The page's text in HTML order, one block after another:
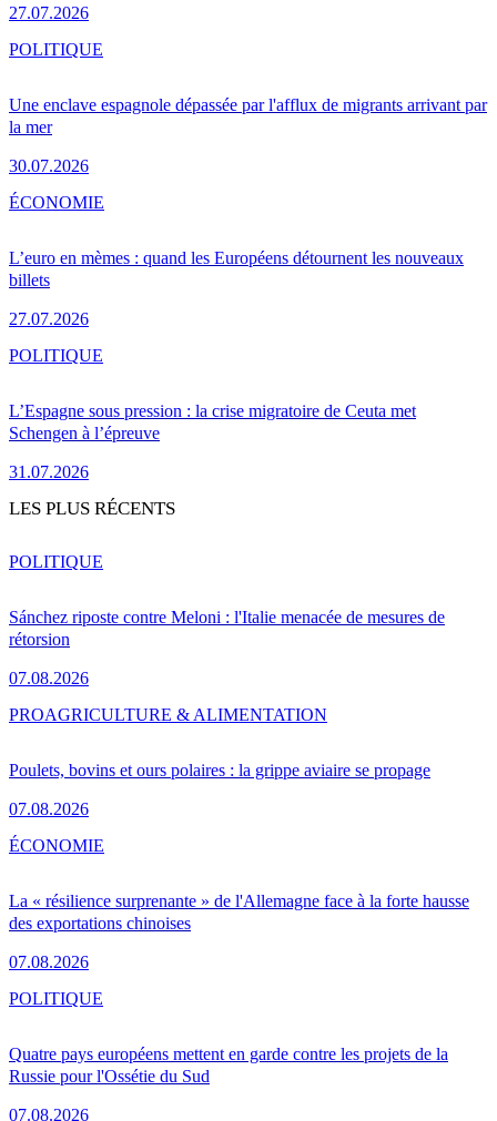
27.07.2026
Une enclave espagnole dépassée par l'afflux de migrants arrivant par
la mer
30.07.2026
POLITIQUE
L’euro en mèmes : quand les Européens détournent les nouveaux
billets
27.07.2026
ÉCONOMIE
L’Espagne sous pression : la crise migratoire de Ceuta met
Schengen à l’épreuve
31.07.2026
POLITIQUE
LES PLUS RÉCENTS
Sánchez riposte contre Meloni : l'Italie menacée de mesures de
rétorsion
07.08.2026
POLITIQUE
Poulets, bovins et ours polaires : la grippe aviaire se propage
07.08.2026
PROAGRICULTURE & ALIMENTATION
La « résilience surprenante » de l'Allemagne face à la forte hausse
des exportations chinoises
07.08.2026
ÉCONOMIE
Quatre pays européens mettent en garde contre les projets de la
Russie pour l'Ossétie du Sud
07.08.2026
POLITIQUE